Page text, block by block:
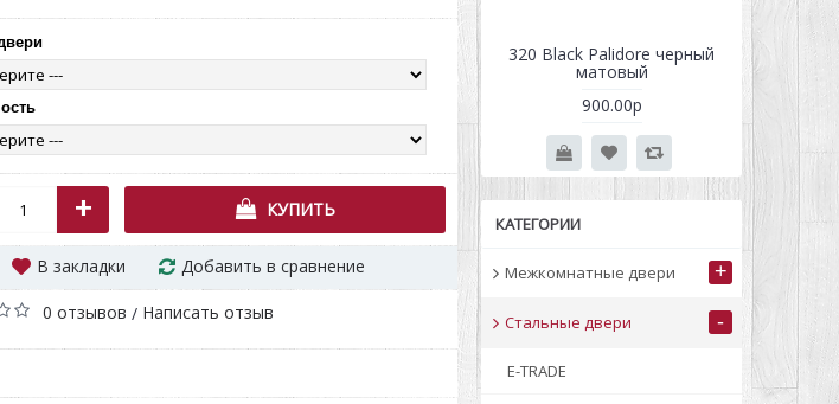
ясень белый
стекло Заливка
13000.00р
320 Black Palidore черный
матовый
900.00р
КАТЕГОРИИ
Межкомнатные двери +
Стальные двери -
E-TRADE
+ КУПИТЬ
В закладки Добавить в сравнение
0 отзывов / Написать отзыв